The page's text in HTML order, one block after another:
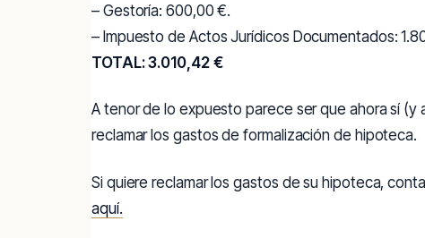
– Gestoría: 600,00 €.
– Impuesto de Actos Jurídicos Documentados:
TOTAL: 3.010,42 €
A tenor de lo expuesto parece ser que ahora sí (y
reclamar los gastos de formalización de hipoteca.
Si quiere reclamar los gastos de su hipoteca,
aquí.